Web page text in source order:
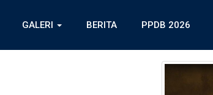
GALERI BERITA PPDB 2026